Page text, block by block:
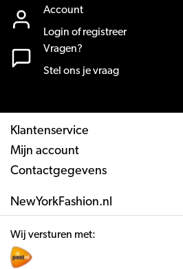
Account
Login of registreer
Vragen?
Stel ons je vraag
Klantenservice
Mijn account
Contactgegevens
NewYorkFashion.nl
Wij versturen met: